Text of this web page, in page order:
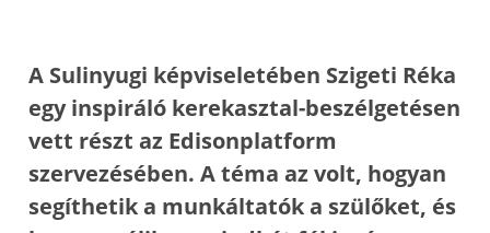
A Sulinyugi képviseletében Szigeti Réka
egy inspiráló kerekasztal-beszélgetésen
vett részt az Edisonplatform
szervezésében. A téma az volt, hogyan
segíthetik a munkáltatók a szülőket, és